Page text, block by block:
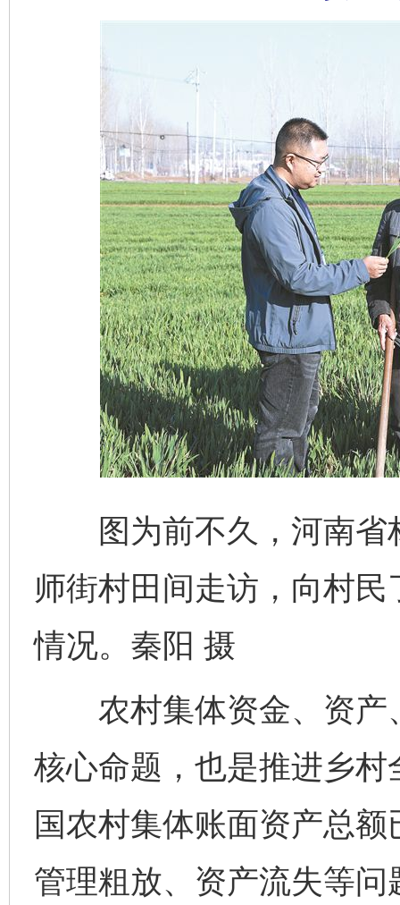
图为前不久，河南省
师街村田间走访，向村
情况。秦阳 摄
农村集体资金、资产
核心命题，也是推进乡
国农村集体账面资产总
管理粗放、资产流失等